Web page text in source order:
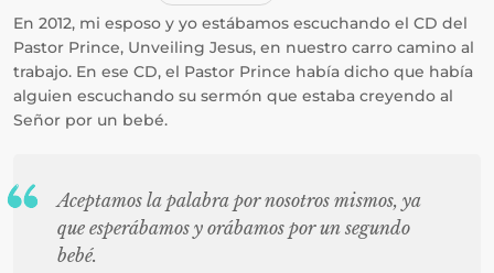
En 2012, mi esposo y yo estábamos escuchando el CD del
Pastor Prince, Unveiling Jesus, en nuestro carro camino al
trabajo. En ese CD, el Pastor Prince había dicho que había
alguien escuchando su sermón que estaba creyendo al
Señor por un bebé.
Aceptamos la palabra por nosotros mismos, ya
que esperábamos y orábamos por un segundo
bebé.